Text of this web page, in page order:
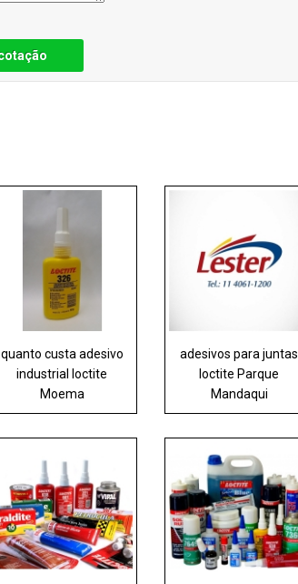
quanto custa adesivo
industrial loctite
Moema
adesivos para juntas
loctite Parque
Mandaqui